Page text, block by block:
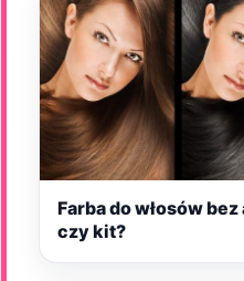
Farba do włosów
czy kit?